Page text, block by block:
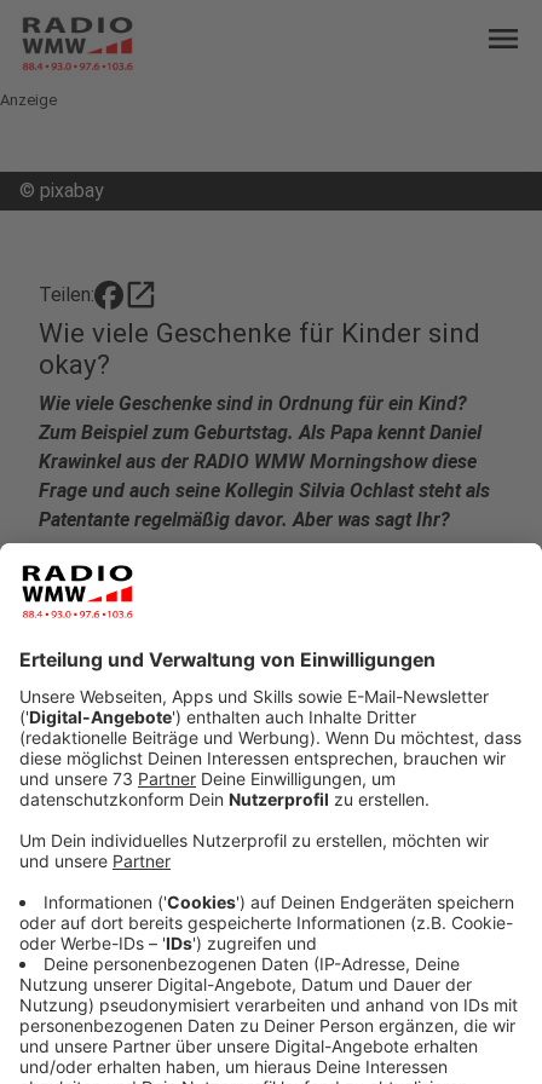
menu
Anzeige
© pixabay
Teilen: open_in_new
Wie viele Geschenke für Kinder sind
okay?
Wie viele Geschenke sind in Ordnung für ein Kind?
Zum Beispiel zum Geburtstag. Als Papa kennt Daniel
Krawinkel aus der RADIO WMW Morningshow diese
Frage und auch seine Kollegin Silvia Ochlast steht als
Patentante regelmäßig davor. Aber was sagt Ihr?
Veröffentlicht:
Was sagt das Westmünsterland?
Anzeige
Die Tochter von unserem Morningshow-Moderator
Daniel Krawinkel ist jetzt 3 Jahre alt geworden.
Krawinkels haben noch ein Geschenk aus dem letzten
Jahr: Ein Puppenhaus. Das sollte es eigentlich schon
im letzten Jahr geben, aber auf einmal kamen so viele
Geschenke zusammen, dass es noch ein Jahr lang im
Keller gewartet hat. Reicht auch vollkommen, oder
nicht? Wie viele Geschenke sind für Kinder okay und